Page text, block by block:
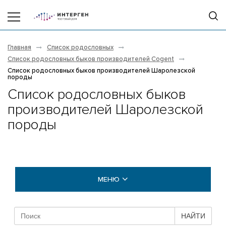
Главная
Список родословных
Список родословных быков производителей Cogent
Список родословных быков производителей Шаролезской
породы
Список родословных быков
производителей Шаролезской
породы
МЕНЮ
НАЙТИ